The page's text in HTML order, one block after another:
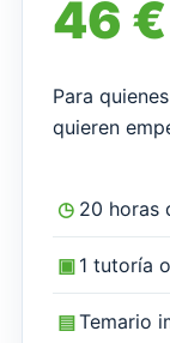
46 €
Para
quieren
◷ 20 horas
▣ 1 tutoría
▤Temario